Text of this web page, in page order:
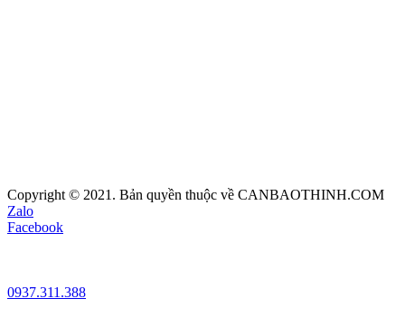
Copyright © 2021. Bản quyền thuộc về CANBAOTHINH.COM
Zalo
Facebook
0937.311.388